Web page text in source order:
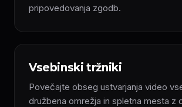
pripovedovanja zgodb.
Vsebinski tržniki
Povečajte obseg ustvarjanja video
družbena omrežja in spletna mesta z